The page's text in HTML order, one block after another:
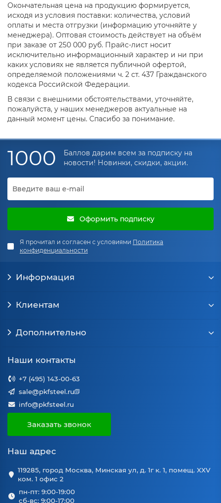
Окончательная цена на продукцию формируется,
исходя из условия поставки: количества, условий
оплаты и места отгрузки (информацию уточняйте у
менеджера). Оптовая стоимость действует на объём
при заказе от 250 000 руб. Прайс-лист носит
исключительно информационный характер и ни при
каких условиях не является публичной офертой,
определяемой положениями ч. 2 ст. 437 Гражданского
кодекса Российской Федерации.
В связи с внешними обстоятельствами, уточняйте,
пожалуйста, у наших менеджеров актуальные на
данный момент цены. Спасибо за понимание.
1000
Баллов дарим всем за подписку на
новости! Новинки, скидки, акции.
Оформить подписку
Я прочитал и согласен с условиями Политика
конфиденциальности
Информация
Клиентам
Дополнительно
Наши контакты
+7 (495) 143-00-63
sale@pkfsteel.ru
info@pkfsteel.ru
Заказать звонок
Наш адрес
119285, город Москва, Минская ул, д. 1г к. 1, помещ. XXV
ком. 1 офис 2
пн-пт: 9:00-19:00
сб-вс: 9:00-17:00